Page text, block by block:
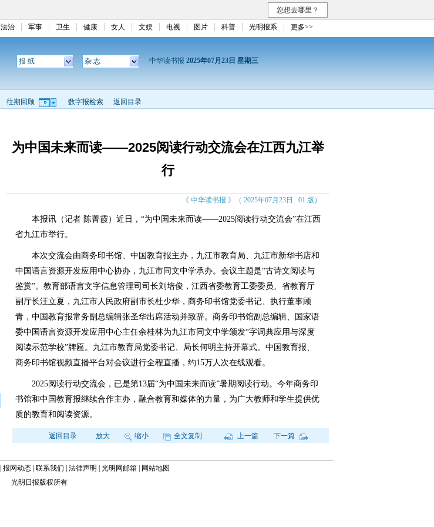
您想去哪里？
法治 军事 卫生 健康 女人 文娱 电视 图片 科普 光明报系 更多>>
报 纸 杂 志 中华读书报 2025年07月23日 星期三
往期回顾 数字报检索 返回目录
为中国未来而读——2025阅读行动交流会在江西九江举
行
《 中华读书报 》（ 2025年07月23日 01 版）
本报讯（记者 陈菁霞）近日，“为中国未来而读——2025阅读行动交流会”在江西
省九江市举行。
本次交流会由商务印书馆、中国教育报主办，九江市教育局、九江市新华书店和
中国语言资源开发应用中心协办，九江市同文中学承办。会议主题是“古诗文阅读与
鉴赏”。教育部语言文字信息管理司司长刘培俊，江西省委教育工委委员、省教育厅
副厅长汪立夏，九江市人民政府副市长杜少华，商务印书馆党委书记、执行董事顾
青，中国教育报常务副总编辑张圣华出席活动并致辞。商务印书馆副总编辑、国家语
委中国语言资源开发应用中心主任余桂林为九江市同文中学颁发“字词典应用与深度
阅读示范学校”牌匾。九江市教育局党委书记、局长何明主持开幕式。中国教育报、
商务印书馆视频直播平台对会议进行全程直播，约15万人次在线观看。
2025阅读行动交流会，已是第13届“为中国未来而读”暑期阅读行动。今年商务印
书馆和中国教育报继续合作主办，融合教育和媒体的力量，为广大教师和学生提供优
质的教育和阅读资源。
返回目录 放大 缩小 全文复制 上一篇 下一篇
报网动态 联系我们 法律声明 光明网邮箱
网站地图
光明日报版权所有